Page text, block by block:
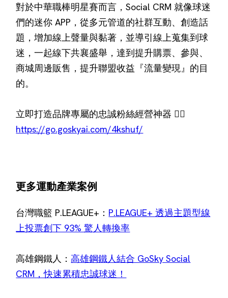
對於中華職棒明星賽而言，Social CRM 就像球迷
們的迷你 APP，從多元管道的社群互動、創造話
題，增加線上聲量與黏著，並導引線上蒐集到球
迷，一起線下共襄盛舉，達到提升購票、參與、
商城周邊販售，提升聯盟收益『流量變現』的目
的。
立即打造品牌專屬的忠誠粉絲經營神器 👉🏻
https://go.goskyai.com/4kshuf/
更多運動產業案例
台灣職籃 P.LEAGUE+： P.LEAGUE+ 透過主題型線
上投票創下 93% 驚人轉換率
高雄鋼鐵人：高雄鋼鐵人結合 GoSky Social
CRM，快速累積忠誠球迷！